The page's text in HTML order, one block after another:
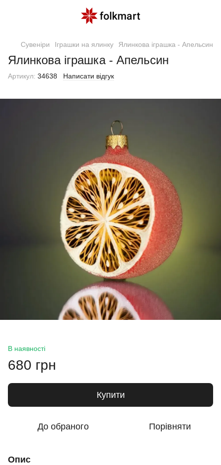
Сувеніри Іграшки на ялинку Ялинкова іграшка - Апельсин
Ялинкова іграшка - Апельсин
Артикул: 34638 Написати відгук
В наявності
680 грн
Купити
До обраного Порівняти
Опис